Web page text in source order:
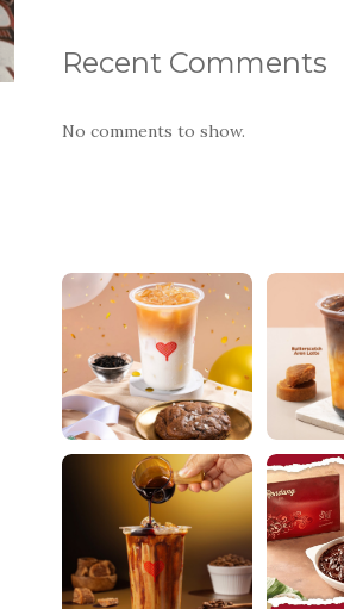
Recent Comments
No comments to show.